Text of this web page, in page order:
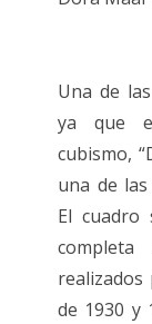
Una de
ya que
cubismo,
una de
El cuadro
de 1930 y